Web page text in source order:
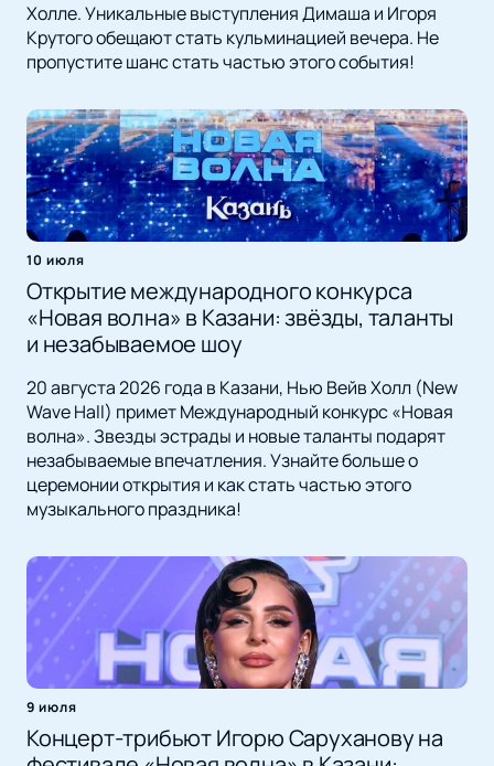
Холле. Уникальные выступления Димаша и Игоря
Крутого обещают стать кульминацией вечера. Не
пропустите шанс стать частью этого события!
10 июля
Открытие международного конкурса
«Новая волна» в Казани: звёзды, таланты
и незабываемое шоу
20 августа 2026 года в Казани, Нью Вейв Холл (New
Wave Hall) примет Международный конкурс «Новая
волна». Звезды эстрады и новые таланты подарят
незабываемые впечатления. Узнайте больше о
церемонии открытия и как стать частью этого
музыкального праздника!
9 июля
Концерт-трибьют Игорю Саруханову на